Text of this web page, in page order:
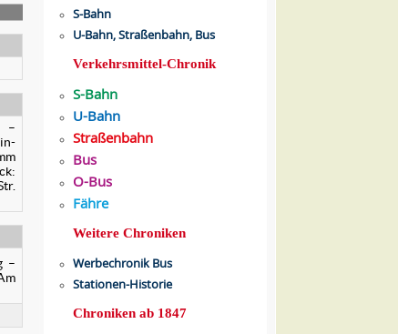
–
–
S-Bahn
U-Bahn, Straßenbahn, Bus
Verkehrsmittel-Chronik
S-Bahn
U-Bahn
Straßenbahn
Bus
O-Bus
Fähre
Weitere Chroniken
Werbechronik Bus
Stationen-Historie
Chroniken ab 1847